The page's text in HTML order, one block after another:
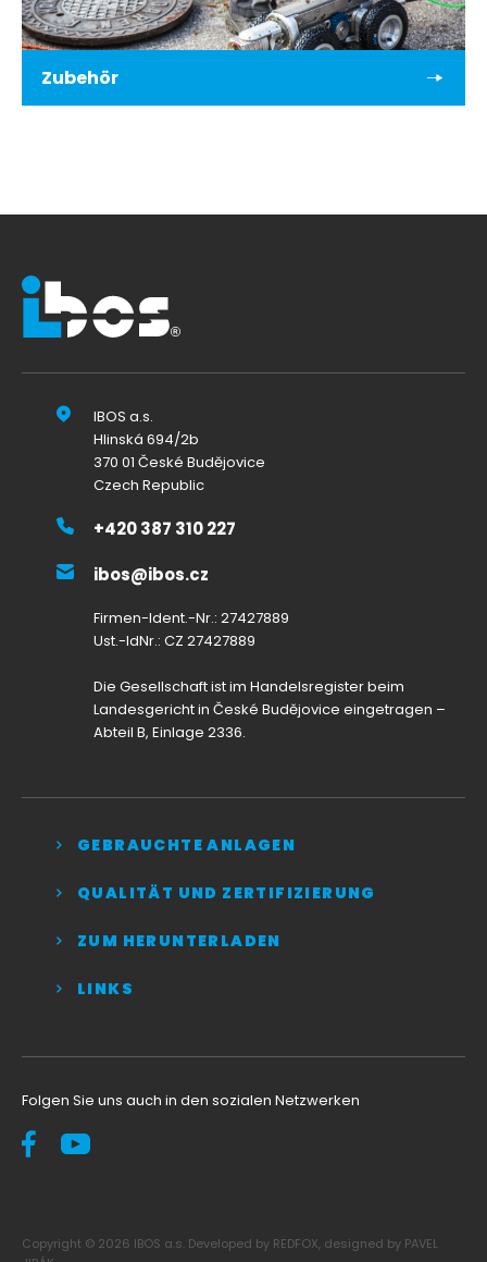
Zubehör
IBOS a.s.
Hlinská 694/2b
370 01 České Budějovice
Czech Republic
+420 387 310 227
ibos@ibos.cz
Firmen-Ident.-Nr.: 27427889
Ust.-IdNr.: CZ 27427889
Die Gesellschaft ist im Handelsregister beim
Landesgericht in České Budějovice eingetragen –
Abteil B, Einlage 2336.
GEBRAUCHTE ANLAGEN
QUALITÄT UND ZERTIFIZIERUNG
ZUM HERUNTERLADEN
LINKS
Folgen Sie uns auch in den sozialen Netzwerken
Copyright © 2026 IBOS a.s. Developed by REDFOX, designed by PAVEL